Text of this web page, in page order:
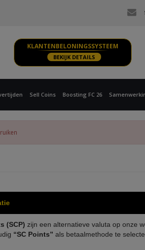
KLANTENBELONINGSSYSTEEM
BEKIJK DETAILS
Sell Coins Boosting FC 26
(SCP) zijn een alternatieve valuta op onze
“SC Points” als betaalmethode te